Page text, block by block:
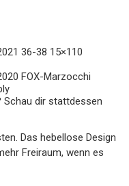
36-38 15×110
FOX-Marzocchi
Schau dir stattdessen
Das hebellose Design
Freiraum, wenn es